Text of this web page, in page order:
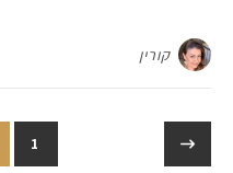
קורין
1